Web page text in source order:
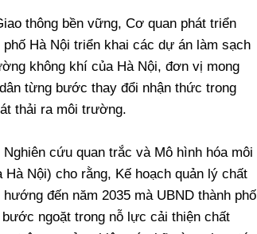
thông bền vững, Cơ quan phát triển
Hà Nội triển khai các dự án làm sạch
không khí của Hà Nội, đơn vị mong
từng bước thay đổi nhận thức trong
thải ra môi trường.
cứu quan trắc và Mô hình hóa môi
Nội) cho rằng, Kế hoạch quản lý chất
đến năm 2035 mà UBND thành phố
ngoặt trong nỗ lực cải thiện chất